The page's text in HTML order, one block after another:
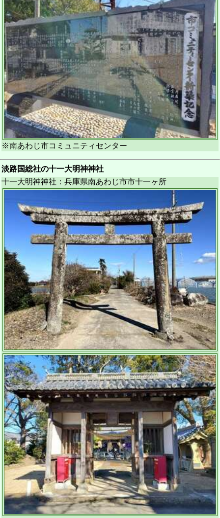
※南あわじ市コミュニティセンター
淡路国総社の十一大明神神社
十一大明神神社：兵庫県南あわじ市市十一ヶ所